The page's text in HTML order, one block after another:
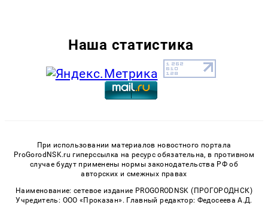
Наша статистика
При использовании материалов новостного портала
ProGorodNSK.ru гиперссылка на ресурс обязательна, в противном
случае будут применены нормы законодательства РФ об
авторских и смежных правах
Наименование: сетевое издание PROGORODNSK (ПРОГОРОДНСК)
Учредитель: ООО «Проказан». Главный редактор: Федосеева А.Д.